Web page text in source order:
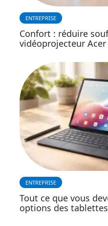
ENTREPRISE
Confort : réduire
vidéoprojecteur
ENTREPRISE
Tout ce que vous
options des